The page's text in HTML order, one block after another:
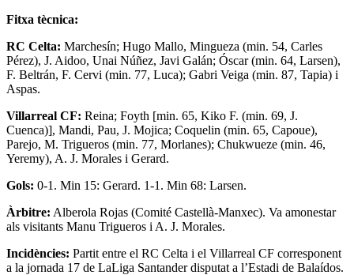
Fitxa tècnica:
RC Celta: Marchesín; Hugo Mallo, Mingueza (min. 54, Carles
Pérez), J. Aidoo, Unai Núñez, Javi Galán; Óscar (min. 64, Larsen),
F. Beltrán, F. Cervi (min. 77, Luca); Gabri Veiga (min. 87, Tapia) i
Aspas.
Villarreal CF: Reina; Foyth [min. 65, Kiko F. (min. 69, J.
Cuenca)], Mandi, Pau, J. Mojica; Coquelin (min. 65, Capoue),
Parejo, M. Trigueros (min. 77, Morlanes); Chukwueze (min. 46,
Yeremy), A. J. Morales i Gerard.
Gols: 0-1. Min 15: Gerard. 1-1. Min 68: Larsen.
Àrbitre: Alberola Rojas (Comité Castellà-Manxec). Va amonestar
als visitants Manu Trigueros i A. J. Morales.
Incidències: Partit entre el RC Celta i el Villarreal CF corresponent
a la jornada 17 de LaLiga Santander disputat a l’Estadi de Balaídos.